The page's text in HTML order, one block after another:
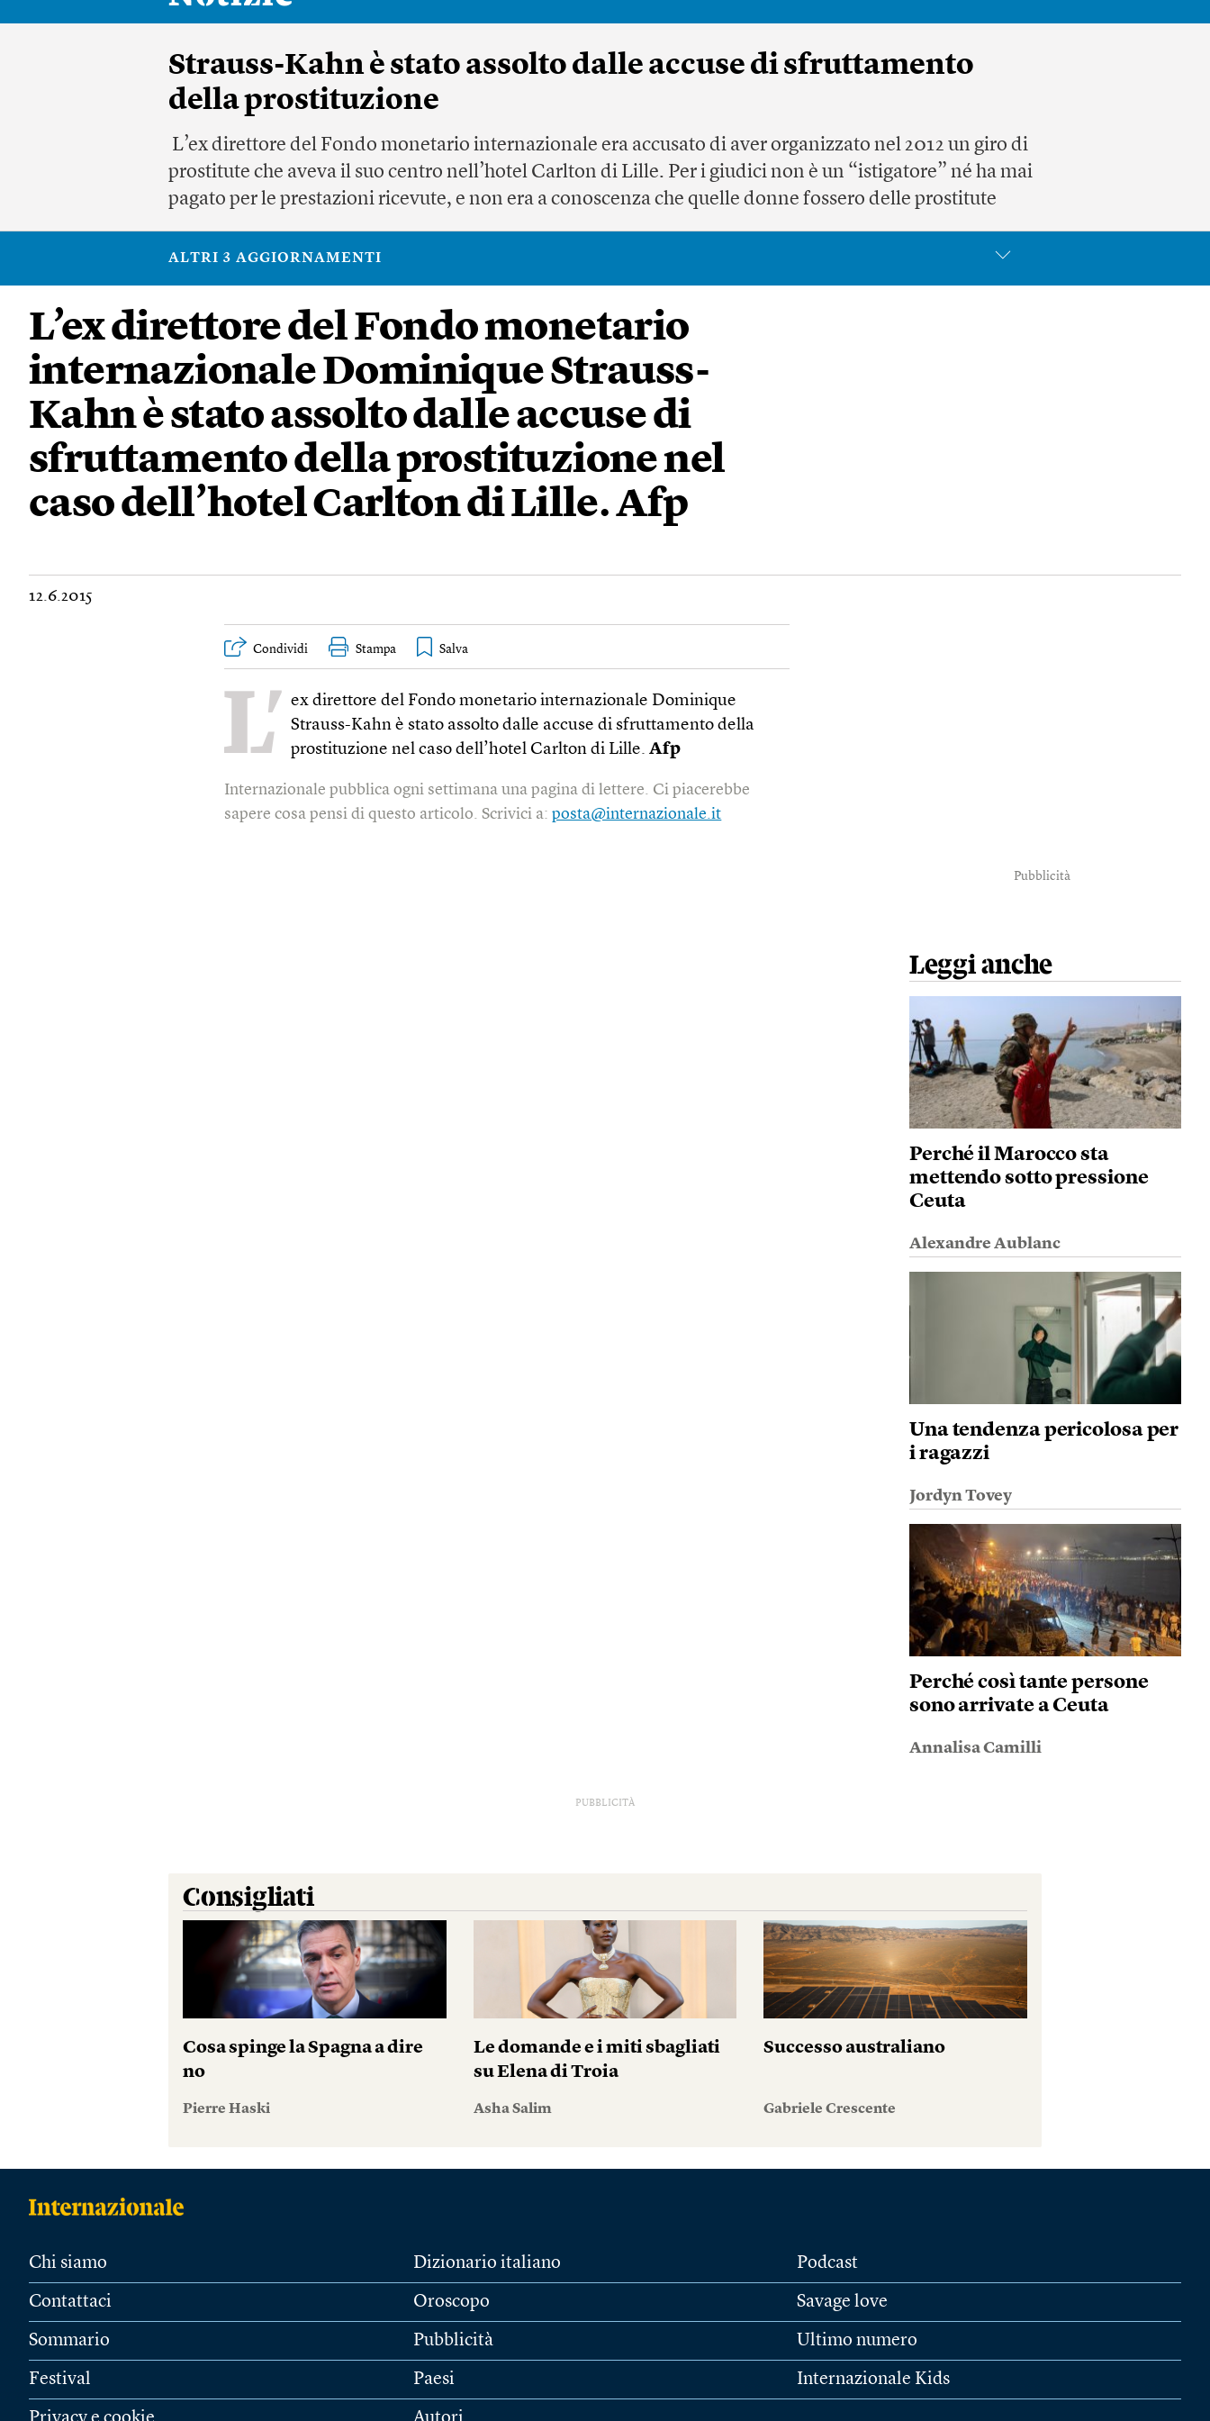
Strauss-Kahn è stato assolto dalle accuse di sfruttamento
della prostituzione
L’ex direttore del Fondo monetario internazionale era accusato di aver organizzato nel 2012 un giro di
prostitute che aveva il suo centro nell’hotel Carlton di Lille. Per i giudici non è un “istigatore” né ha mai
pagato per le prestazioni ricevute, e non era a conoscenza che quelle donne fossero delle prostitute
ALTRI 3 AGGIORNAMENTI
L’ex direttore del Fondo monetario
internazionale Dominique Strauss-
Kahn è stato assolto dalle accuse di
sfruttamento della prostituzione nel
caso dell’hotel Carlton di Lille. Afp
12.6.2015
Condividi Stampa
L’ ex direttore del Fondo monetario internazionale Dominique
Strauss-Kahn è stato assolto dalle accuse di sfruttamento della
prostituzione nel caso dell’hotel Carlton di Lille.Afp
Internazionale pubblica ogni settimana una pagina di lettere. Ci piacerebbe
sapere cosa pensi di questo articolo. Scrivici a:posta@internazionale.it
Pubblicità
Leggi anche
Perché il Marocco sta
mettendo sotto pressione
Ceuta
Alexandre Aublanc
Una tendenza pericolosa per
i ragazzi
Jordyn Tovey
Perché così tante persone
sono arrivate a Ceuta
Annalisa Camilli
PUBBLICITÀ
Consigliati
Cosa spinge la Spagna a dire
no
Pierre Haski
Le domande e i miti sbagliati
su Elena di Troia
Asha Salim
Successo australiano
Gabriele Crescente
Chi siamo
Contattaci
Sommario
Festival
Dizionario italiano
Oroscopo
Pubblicità
Paesi
Podcast
Savage love
Ultimo numero
Internazionale Kids